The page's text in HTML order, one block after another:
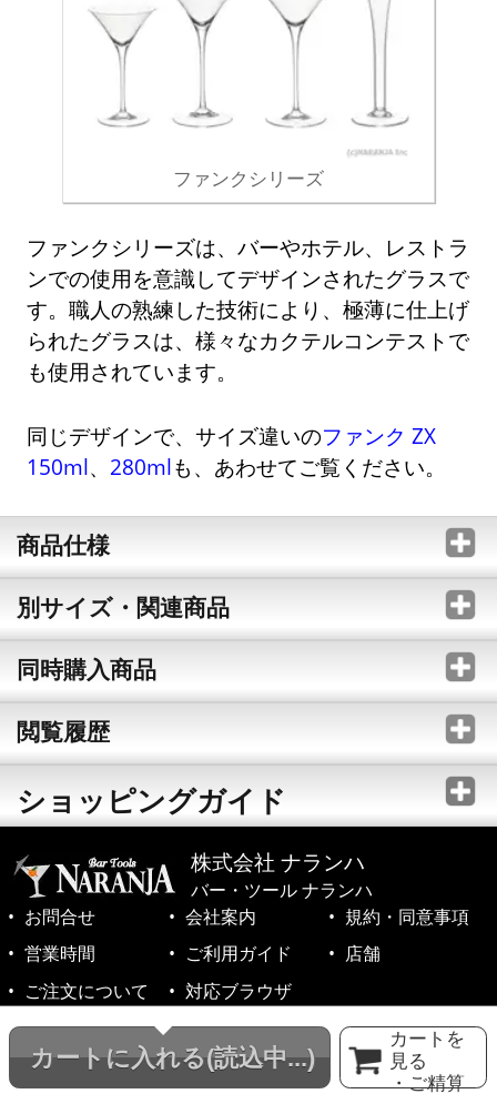
カートに入れる(読込中...)
カートを
見る
・ご精算
ファンクシリーズ
ファンクシリーズは、バーやホテル、レストラ
ンでの使用を意識してデザインされたグラスで
す。職人の熟練した技術により、極薄に仕上げ
られたグラスは、様々なカクテルコンテストで
も使用されています。
同じデザインで、サイズ違いのファンク ZX
150ml、 280mlも、あわせてご覧ください。
商品仕様
別サイズ・関連商品
同時購入商品
閲覧履歴
ショッピングガイド
株式会社 ナランハ
バー・ツール ナランハ
お問合せ
会社案内
規約・同意事項
営業時間
ご利用ガイド
店舗
ご注文について
対応ブラウザ
©1999-2026 NARANJA Inc. All Rights Reserved.